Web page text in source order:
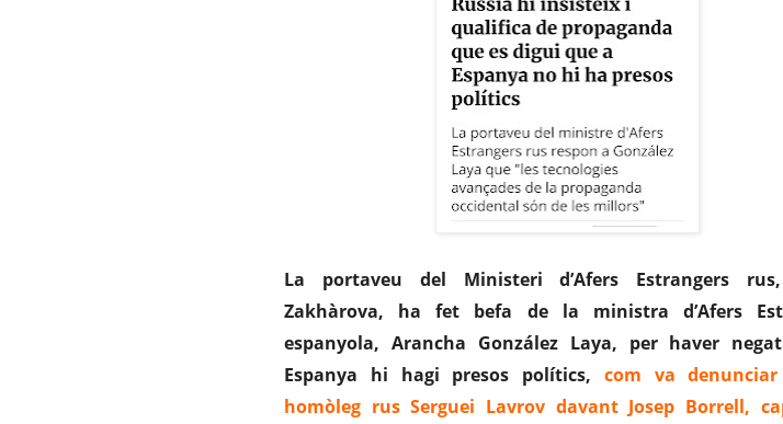
La portaveu del Ministeri d’Afers Estrangers rus,
Zakhàrova, ha fet befa de la ministra d’Afers
espanyola, Arancha González Laya, per haver
Espanya hi hagi presos polítics, com va
homòleg rus Serguei Lavrov davant Josep Borrell,